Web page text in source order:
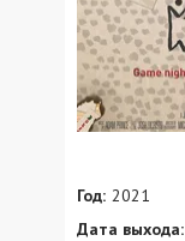
Год: 2021
Дата выхода: